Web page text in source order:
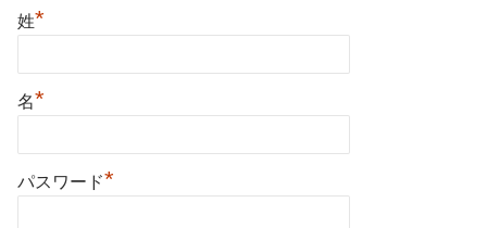
姓*
名*
パスワード*